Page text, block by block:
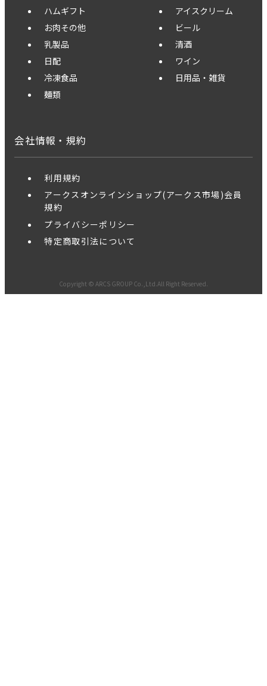
ハムギフト
お肉その他
乳製品
日配
冷凍食品
麺類
アイスクリーム
ビール
清酒
ワイン
日用品・雑貨
会社情報・規約
利用規約
アークスオンラインショップ(アークス市場)会員
規約
プライバシーポリシー
特定商取引法について
Copyright © ARCS GROUP Co.,Ltd.All Right Reserved.